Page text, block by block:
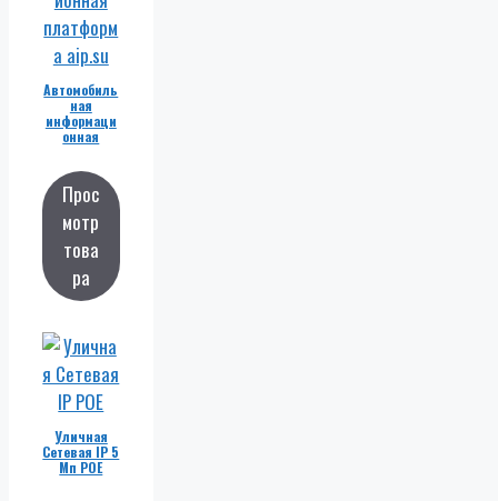
Автомобиль
ная
информаци
онная
Прос
мотр
това
ра
Уличная
Сетевая IP 5
Мп POE